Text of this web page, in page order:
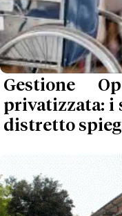
Gestione
privatizzata: i
distretto